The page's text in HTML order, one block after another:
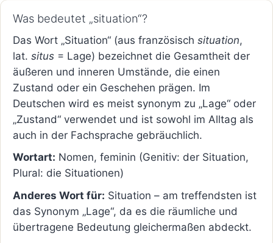
Was bedeutet „situation“?
Das Wort „Situation“ (aus französisch situation,
lat. situs = Lage) bezeichnet die Gesamtheit der
äußeren und inneren Umstände, die einen
Zustand oder ein Geschehen prägen. Im
Deutschen wird es meist synonym zu „Lage“ oder
„Zustand“ verwendet und ist sowohl im Alltag als
auch in der Fachsprache gebräuchlich.
Wortart: Nomen, feminin (Genitiv: der Situation,
Plural: die Situationen)
Anderes Wort für: Situation – am treffendsten ist
das Synonym „Lage“, da es die räumliche und
übertragene Bedeutung gleichermaßen abdeckt.